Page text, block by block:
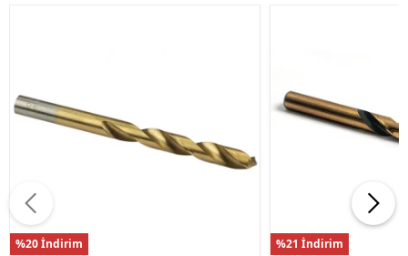
%20 İndirim %21 İndirim